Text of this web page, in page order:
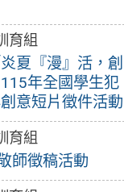
育組
夏『漫』活，創
年全國學生犯
意短片徵件活動
育組
師徵稿活動